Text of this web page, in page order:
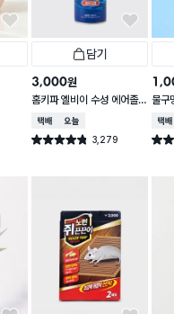
담기
3,000원
홈키파 엘비이 수성 에어졸
500 ml
택배배송오늘배송
별점 4.8점 3,279
건 작성
물구
택배
별점